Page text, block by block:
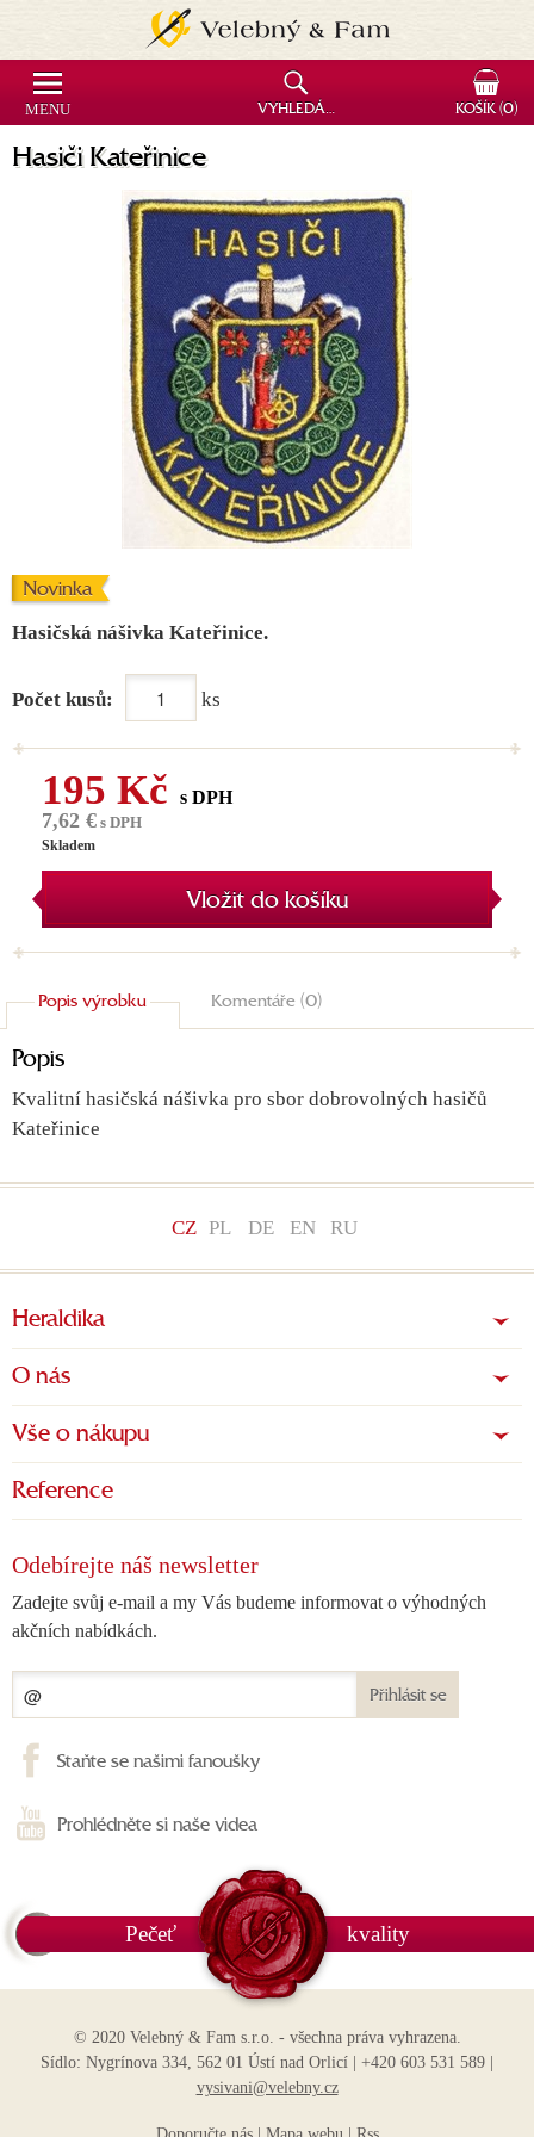
Hasiči Kateřinice
Novinka
Hasičská nášivka Kateřinice.
Počet kusů: ks
195 Kč s DPH
7,62 € s DPH
Skladem
Vložit do košíku
Popis výrobku Komentáře (0)
Popis
Kvalitní hasičská nášivka pro sbor dobrovolných hasičů
Kateřinice
CZ PL DE EN RU
Heraldika
O nás
Vše o nákupu
Reference
Odebírejte náš newsletter
Zadejte svůj e-mail a my Vás budeme informovat o výhodných
akčních nabídkách.
Přihlásit se
Staňte se našimi fanoušky
Prohlédněte si naše videa
Pečeť kvality
© 2020 Velebný & Fam s.r.o. - všechna práva vyhrazena.
Sídlo: Nygrínova 334, 562 01 Ústí nad Orlicí | +420 603 531 589 |
vysivani@velebny.cz
MENU VYHLEDÁVÁNÍ KOŠÍK(0)